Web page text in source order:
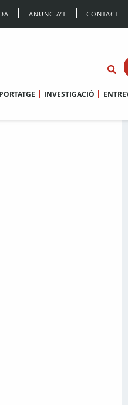
ANUNCIA’T CONTACTE
INVESTIGACIÓ